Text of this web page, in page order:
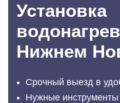
Установка
Нижнем
Срочный выезд в
Нужные инструменты